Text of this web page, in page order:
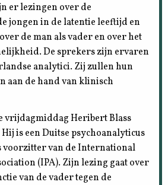
er lezingen over de
jongen in de latentie leeftijd en
de man als vader en over het
De sprekers zijn ervaren
analytici. Zij zullen hun
aan de hand van klinisch
vrijdagmiddag Heribert Blass
is een Duitse psychoanalyticus
voorzitter van de International
(IPA). Zijn lezing gaat over
van de vader tegen de